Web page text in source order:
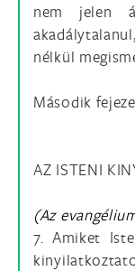
nem jelen
nélkül
Második
AZ ISTENI
(Az
7. Amiket